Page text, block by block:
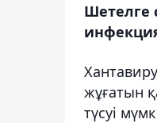
Шетелге
жұғатын
түсуі